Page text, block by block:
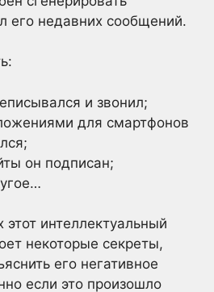
его недавних сообщений.
и звонил;
для смартфонов
он подписан;
этот интеллектуальный
некоторые секреты,
его негативное
если это произошло